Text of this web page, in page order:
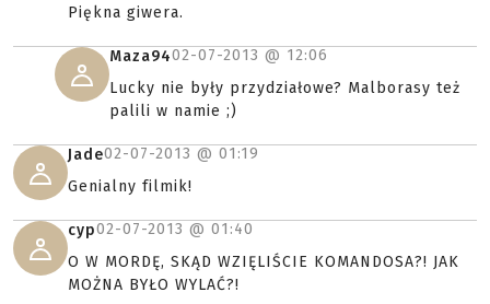
Piękna giwera.
Maza9402-07-2013 @ 12:06
Lucky nie były przydziałowe? Malborasy też
palili w namie ;)
Jade02-07-2013 @ 01:19
Genialny filmik!
cyp02-07-2013 @ 01:40
O W MORDĘ, SKĄD WZIĘLIŚCIE KOMANDOSA?! JAK
MOŻNA BYŁO WYLAĆ?!